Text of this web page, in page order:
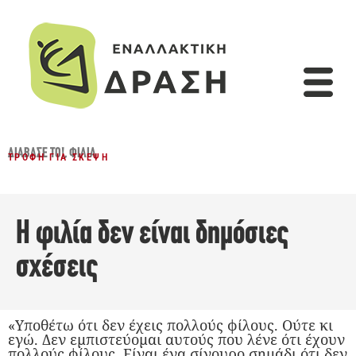
ΔΙΆΒΑΣΈ ΤΟ!,ΦΙΛΊΑ
ΤΡΟΦΉ ΓΙΑ ΣΚΈΨΗ
Η φιλία δεν είναι δημόσιες
σχέσεις
«Υποθέτω ότι δεν έχεις πολλούς φίλους. Ούτε κι
εγώ. Δεν εμπιστεύομαι αυτούς που λένε ότι έχουν